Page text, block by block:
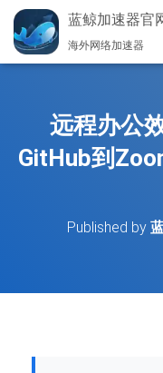
蓝鲸加速器官
海外网络加速器
远程办公
GitHub到
Published by